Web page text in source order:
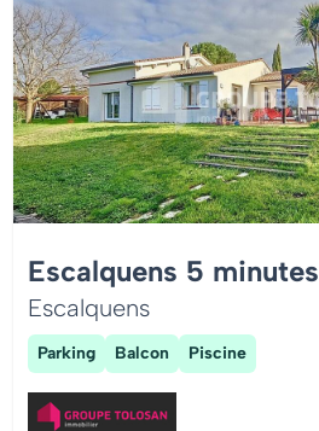
Escalquens 5 minutes
Escalquens
Parking Balcon Piscine